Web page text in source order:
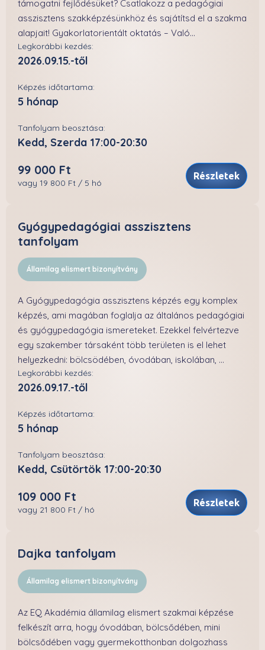
támogatni fejlődésüket? Csatlakozz a pedagógiai
asszisztens szakképzésünkhöz és sajátítsd el a szakma
alapjait! Gyakorlatorientált oktatás – Való...
Legkorábbi kezdés:
2026.09.15.-től
Képzés időtartama:
5 hónap
Tanfolyam beosztása:
Kedd, Szerda 17:00-20:30
99 000 Ft
vagy 19 800 Ft / 5 hó
Részletek
Gyógypedagógiai asszisztens
tanfolyam
Államilag elismert bizonyítvány
A Gyógypedagógia asszisztens képzés egy komplex
képzés, ami magában foglalja az általános pedagógiai
és gyógypedagógia ismereteket. Ezekkel felvértezve
egy szakember társaként több területen is el lehet
helyezkedni: bölcsödében, óvodában, iskolában, ...
Legkorábbi kezdés:
2026.09.17.-től
Képzés időtartama:
5 hónap
Tanfolyam beosztása:
Kedd, Csütörtök 17:00-20:30
109 000 Ft
vagy 21 800 Ft / hó
Részletek
Dajka tanfolyam
Államilag elismert bizonyítvány
Az EQ Akadémia államilag elismert szakmai képzése
felkészít arra, hogy óvodában, bölcsődében, mini
bölcsődében vagy gyermekotthonban dolgozhass